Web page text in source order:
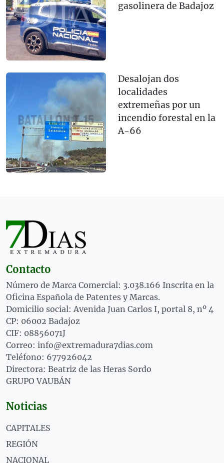
gasolinera de Badajoz
Desalojan dos
localidades
extremeñas por un
incendio forestal en la
A-66
Contacto
Número de Marca Comercial: 3.038.166 Inscrita en la
Oficina Española de Patentes y Marcas.
Domicilio social: Avenida Juan Carlos I, portal 8, nº 4
CP: 06002 Badajoz
CIF: 08856071J
Correo: info@extremadura7dias.com
Teléfono: 677926042
Directora: Beatriz de las Heras Sordo
GRUPO VAUBÁN
Noticias
CAPITALES
REGIÓN
NACIONAL